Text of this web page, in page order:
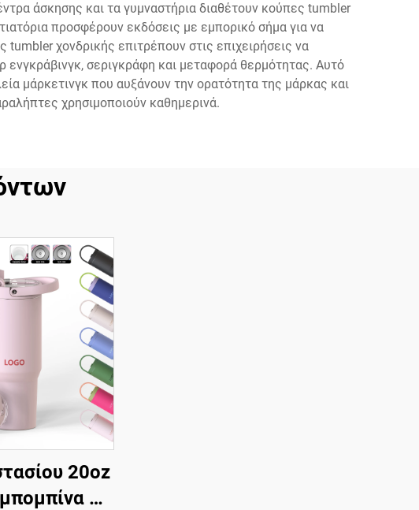
άσκησης και τα γυμναστήρια διαθέτουν κούπες tumbler
προσφέρουν εκδόσεις με εμπορικό σήμα για να
χονδρικής επιτρέπουν στις επιχειρήσεις να
σεριγκράφη και μεταφορά θερμότητας. Αυτό
μάρκετινγκ που αυξάνουν την ορατότητα της μάρκας και
χρησιμοποιούν καθημερινά.
20oz
με